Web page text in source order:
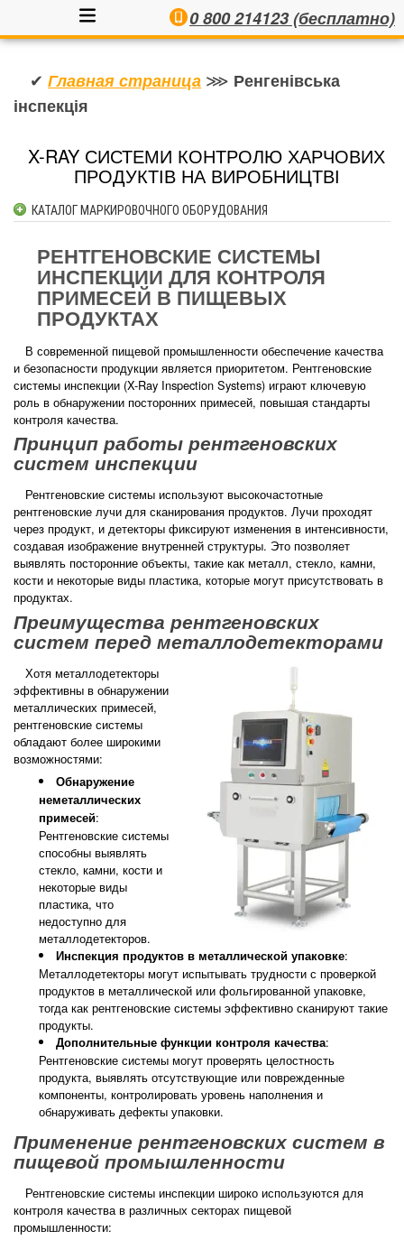
0 800 214123 (бесплатно)
✔ Главная страница ⋙ Ренгенівська
інспекція
X-RAY СИСТЕМИ КОНТРОЛЮ ХАРЧОВИХ
ПРОДУКТІВ НА ВИРОБНИЦТВІ
КАТАЛОГ МАРКИРОВОЧНОГО ОБОРУДОВАНИЯ
АППЛИКАТОРЫ ЭТИКЕТОК АВТОМАТИЧЕСКИЕ
АППЛИКАТОРЫ ЭТИКЕТОК ПОЛУАВТОМАТИЧЕСКИЕ
ПРИНТЕРЫ-АППЛИКАТОРЫ САМОКЛЕЮЩИХСЯ ЭТИКЕТОК
ЛАЗЕРНЫЕ МАРКИРАТОРЫ
КОНТАКТЫ
ТЕРМОСТРУЙНЫЕ МАРКИРОВЩИКИ
ЕТИКЕТУВАЛЬНІ СИСТЕМИ
МЕТАЛОДЕТЕКТОРИ ПРОМИСЛОВІ
ЧЕКВЕЙЕРЫ И ВЕСОЭТИКЕТИРОВЩИКИ
X-RAY КОНТРОЛЬ
РЕНТГЕНОВСКИЕ СИСТЕМЫ
ИНСПЕКЦИИ ДЛЯ КОНТРОЛЯ
ПРИМЕСЕЙ В ПИЩЕВЫХ
ПРОДУКТАХ
В современной пищевой промышленности обеспечение качества
и безопасности продукции является приоритетом. Рентгеновские
системы инспекции (X-Ray Inspection Systems) играют ключевую
роль в обнаружении посторонних примесей, повышая стандарты
контроля качества.
Принцип работы рентгеновских
систем инспекции
Рентгеновские системы используют высокочастотные
рентгеновские лучи для сканирования продуктов. Лучи проходят
через продукт, и детекторы фиксируют изменения в интенсивности,
создавая изображение внутренней структуры. Это позволяет
выявлять посторонние объекты, такие как металл, стекло, камни,
кости и некоторые виды пластика, которые могут присутствовать в
продуктах.
Преимущества рентгеновских
систем перед металлодетекторами
Хотя металлодетекторы
эффективны в обнаружении
металлических примесей,
рентгеновские системы
обладают более широкими
возможностями:
Обнаружение
неметаллических
примесей:
Рентгеновские системы
способны выявлять
стекло, камни, кости и
некоторые виды
пластика, что
недоступно для
металлодетекторов.
Инспекция продуктов в металлической упаковке:
Металлодетекторы могут испытывать трудности с проверкой
продуктов в металлической или фольгированной упаковке,
тогда как рентгеновские системы эффективно сканируют такие
продукты.
Дополнительные функции контроля качества:
Рентгеновские системы могут проверять целостность
продукта, выявлять отсутствующие или поврежденные
компоненты, контролировать уровень наполнения и
обнаруживать дефекты упаковки.
Применение рентгеновских систем в
пищевой промышленности
Рентгеновские системы инспекции широко используются для
контроля качества в различных секторах пищевой
промышленности: